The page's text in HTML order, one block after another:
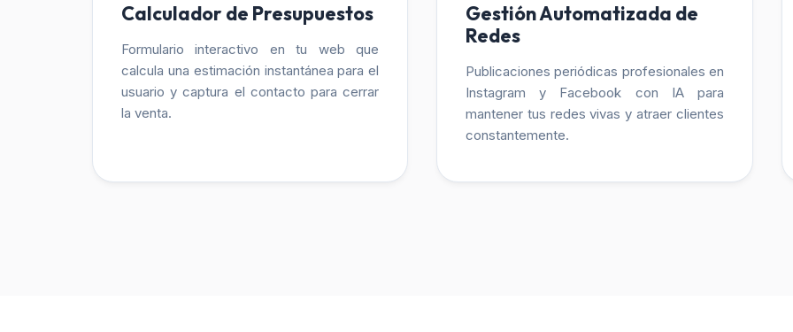
Calculador de Presupuestos
Formulario interactivo en tu web que
calcula una estimación instantánea para el
usuario y captura el contacto para cerrar
la venta.
Gestión Automatizada de
Redes
Publicaciones periódicas profesionales en
Instagram y Facebook con IA para
mantener tus redes vivas y atraer clientes
constantemente.